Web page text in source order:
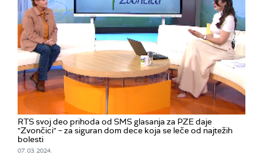
RTS svoj deo prihoda od SMS glasanja za PZE daje
"Zvončici" – za siguran dom dece koja se leče od najtežih
bolesti
07. 03. 2024.